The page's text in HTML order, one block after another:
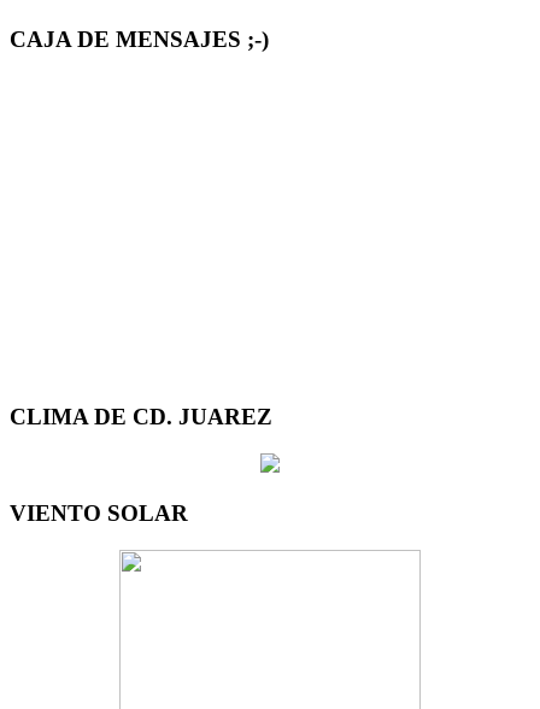
CAJA DE MENSAJES ;-)
CLIMA DE CD. JUAREZ
VIENTO SOLAR